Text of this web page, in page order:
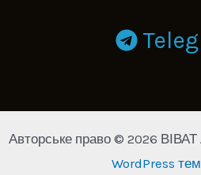
Авторське право © 2026
WordPress